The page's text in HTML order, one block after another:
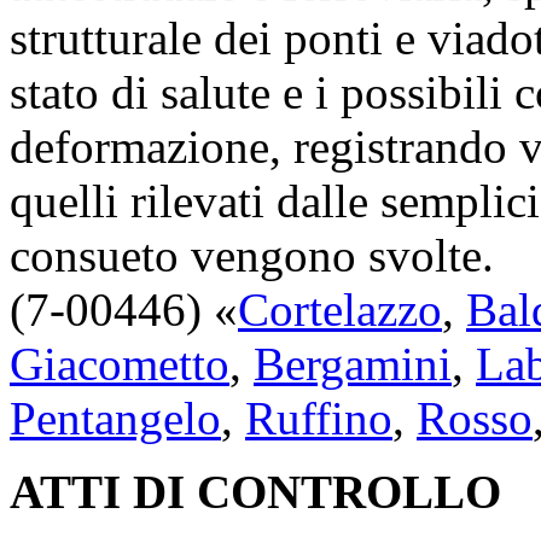
strutturale dei ponti e
stato di salute e i possibili
deformazione,
quelli rilevati dalle
consueto vengono svolte.
(7-00446) «Cortelazzo,
Giacometto, Bergamini,
Pentangelo, Ruffino, Rosso
ATTI DI CONTROLLO